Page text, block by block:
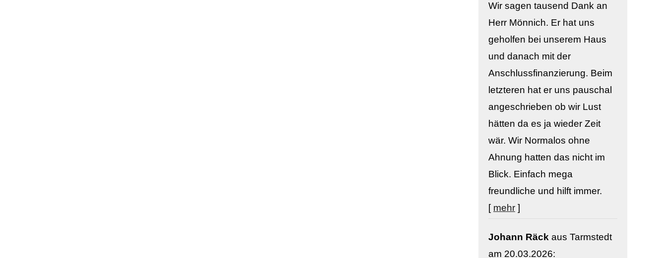
Wir sagen tausend Dank an
Herr Mönnich. Er hat uns
geholfen bei unserem Haus
und danach mit der
Anschlussfinanzierung. Beim
letzteren hat er uns pauschal
angeschrieben ob wir Lust
hätten da es ja wieder Zeit
wär. Wir Normalos ohne
Ahnung hatten das nicht im
Blick. Einfach mega
freundliche und hilft immer.
[ mehr ]
Johann Räck aus Tarmstedt
am 20.03.2026: